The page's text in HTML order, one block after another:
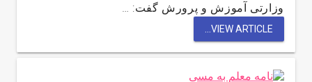
وزارتی آموزش و پرورش گفت: …
VIEW ARTICLE...